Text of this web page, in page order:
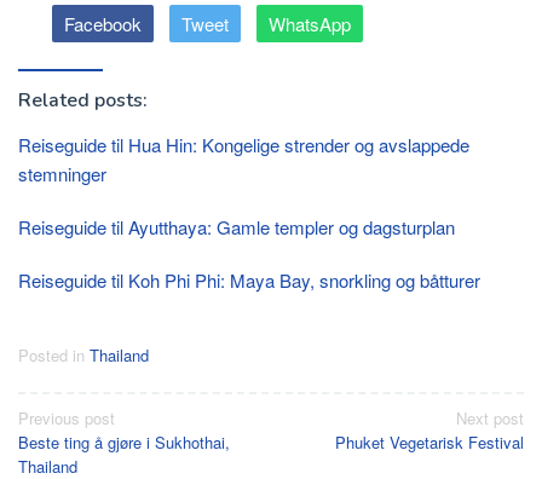
Facebook Tweet WhatsApp
Related posts:
Reiseguide til Hua Hin: Kongelige strender og avslappede
stemninger
Reiseguide til Ayutthaya: Gamle templer og dagsturplan
Reiseguide til Koh Phi Phi: Maya Bay, snorkling og båtturer
Posted in Thailand
Post
navigation
Previous post
Beste ting å gjøre i Sukhothai,
Thailand
Next post
Phuket Vegetarisk Festival